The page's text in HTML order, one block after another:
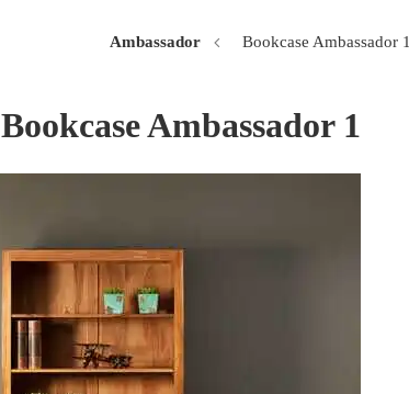
Bookcase Ambassador 1
Bookcase Ambassador 1